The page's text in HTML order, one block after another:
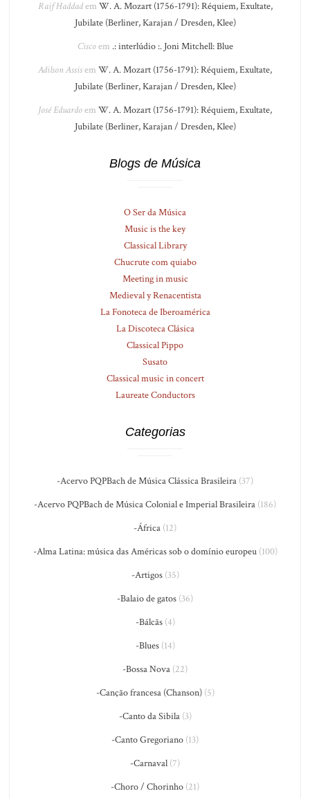
Raif Haddadem W. A. Mozart (1756-1791): Réquiem, Exultate,
Jubilate (Berliner, Karajan / Dresden, Klee)
Ciscoem .: interlúdio :. Joni Mitchell: Blue
Adilson Assisem W. A. Mozart (1756-1791): Réquiem, Exultate,
Jubilate (Berliner, Karajan / Dresden, Klee)
José Eduardoem W. A. Mozart (1756-1791): Réquiem, Exultate,
Jubilate (Berliner, Karajan / Dresden, Klee)
Blogs de Música
O Ser da Música
Music is the key
Classical Library
Chucrute com quiabo
Meeting in music
Medieval y Renacentista
La Fonoteca de Iberoamérica
La Discoteca Clásica
Classical Pippo
Susato
Classical music in concert
Laureate Conductors
Categorias
-Acervo PQPBach de Música Clássica Brasileira (37)
-Acervo PQPBach de Música Colonial e Imperial Brasileira (186)
-África (12)
-Alma Latina: música das Américas sob o domínio europeu(100)
-Artigos(35)
-Balaio de gatos (36)
-Bálcãs(4)
-Blues(14)
-Bossa Nova (22)
-Canção francesa (Chanson)(5)
-Canto da Sibila(3)
-Canto Gregoriano (13)
-Carnaval (7)
-Choro / Chorinho (21)